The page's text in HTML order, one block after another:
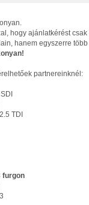
hogy ajánlatkérést
hanem egyszerre
partnereinknél:
TDI
furgon